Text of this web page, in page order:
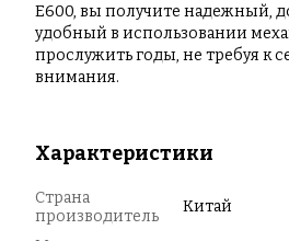
E600, вы получите надежный,
удобный в использовании
прослужить годы, не требуя к
внимания.
Характеристики
Страна
производитель
Китай